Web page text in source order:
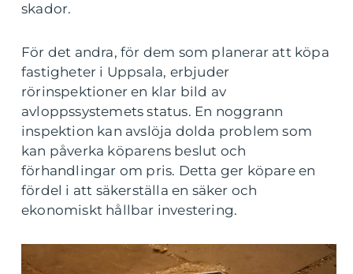
skador.
För det andra, för dem som planerar att köpa
fastigheter i Uppsala, erbjuder
rörinspektioner en klar bild av
avloppssystemets status. En noggrann
inspektion kan avslöja dolda problem som
kan påverka köparens beslut och
förhandlingar om pris. Detta ger köpare en
fördel i att säkerställa en säker och
ekonomiskt hållbar investering.